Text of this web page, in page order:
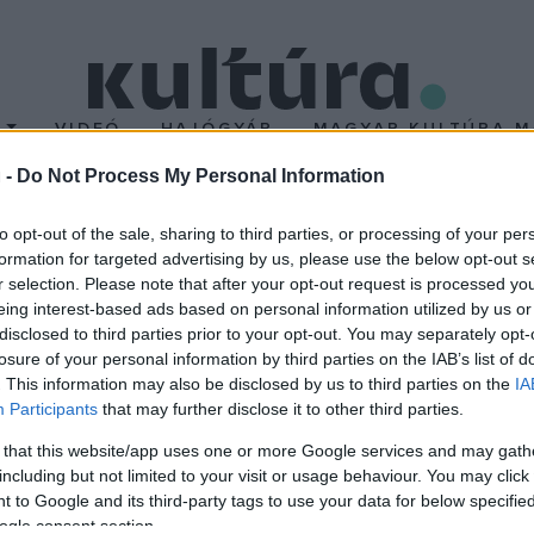
- Do Not Process My Personal Information
opt-out of the sale, sharing to third parties, or processing of your
for targeted advertising by us, please use the below opt-out
selection. Please note that after your opt-out request is processed
interest-based ads based on personal information utilized by us
to third parties prior to your opt-out. You may separately
of your personal information by third parties on the IAB’s list of
This information may also be disclosed by us to third parties on the
Participants that may further disclose it to other third parties.
that this website/app uses one or more Google services and may
but not limited to your visit or usage behaviour. You may
to Google and its third-party tags to use your data for below
consent section.
VIDEÓ HAJÓGYÁR MAGYAR KULTÚRA
felsőoktatási intézményként lesz jelen a Sirha Budapest
átfogó képet kaphatnak a látogatók a gasztronómiához
kiállítás május 9. és 11. között a Hungexpo Budapesti